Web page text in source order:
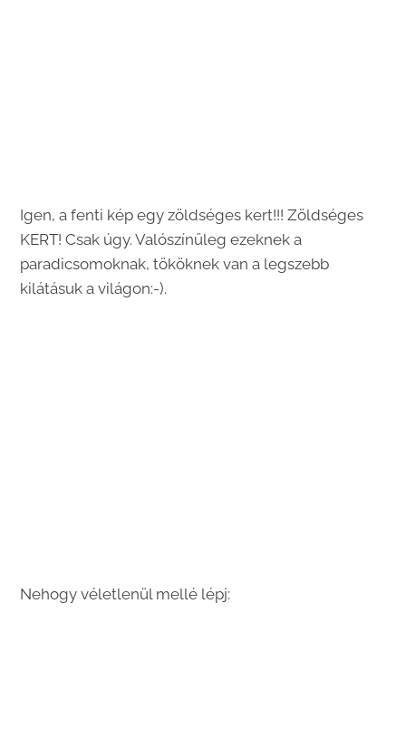
Igen, a fenti kép egy zöldséges kert!!! Zöldséges
KERT! Csak úgy. Valószínűleg ezeknek a
paradicsomoknak, tököknek van a legszebb
kilátásuk a világon:-).
Nehogy véletlenül mellé lépj: